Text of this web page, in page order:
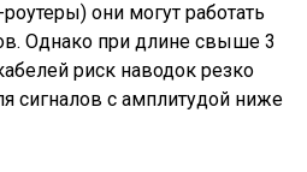
они могут работать
Однако при длине свыше 3
риск наводок резко
сигналов с амплитудой ниже